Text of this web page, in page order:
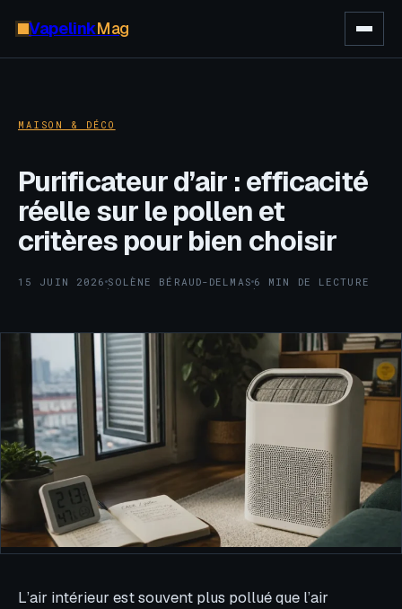
VapelinkMag
MAISON & DÉCO
Purificateur d’air : efficacité
réelle sur le pollen et
critères pour bien choisir
15 JUIN 2026·SOLÈNE BÉRAUD-DELMAS ·
6 MIN DE LECTURE
L’air intérieur est souvent plus pollué que l’air